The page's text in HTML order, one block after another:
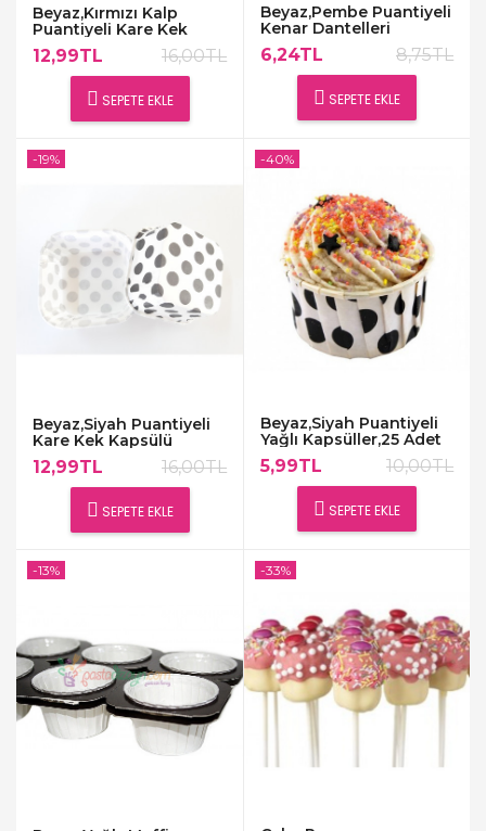
Beyaz,Kırmızı Kalp
Puantiyeli Kare Kek
Kapsülü
12,99TL 16,00TL
SEPETE EKLE
Beyaz,Pembe Puantiyeli
Kenar Dantelleri
6,24TL 8,75TL
SEPETE EKLE
Beyaz,Siyah Puantiyeli
Kare Kek Kapsülü
12,99TL 16,00TL
SEPETE EKLE
-19%
Beyaz,Siyah Puantiyeli
Yağlı Kapsüller,25 Adet
5,99TL 10,00TL
SEPETE EKLE
-40%
-13% -33%